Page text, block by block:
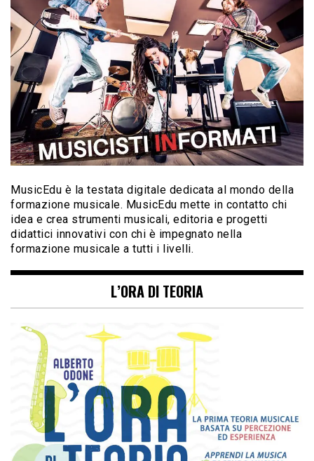
MusicEdu è la testata digitale dedicata al mondo della
formazione musicale. MusicEdu mette in contatto chi
idea e crea strumenti musicali, editoria e progetti
didattici innovativi con chi è impegnato nella
formazione musicale a tutti i livelli.
L’ORA DI TEORIA